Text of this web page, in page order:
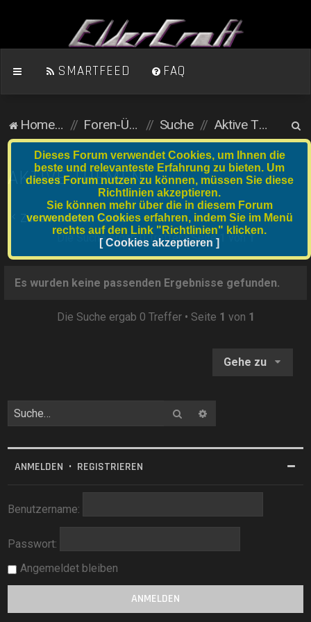
SMARTFEED FAQ
Homepage Foren-Übersicht Suche Aktive Themen
u
AKTIVE THEMEN
Zur erweiterten Suche
Die Suche ergab 0 Treffer • Seite1 von1
Es wurden keine passenden Ergebnisse gefunden.
Die Suche ergab 0 Treffer • Seite 1 von 1
Gehe zu
Suche
ANMELDEN • REGISTRIEREN
Benutzername:
Passwort:
Angemeldet bleiben
Dieses Forum verwendet Cookies, um Ihnen die
beste und relevanteste Erfahrung zu bieten. Um
dieses Forum nutzen zu können, müssen Sie diese
Richtlinien akzeptieren.
Sie können mehr über die in diesem Forum
verwendeten Cookies erfahren, indem Sie im Menü
rechts auf den Link "Richtlinien" klicken.
[ Cookies akzeptieren ]